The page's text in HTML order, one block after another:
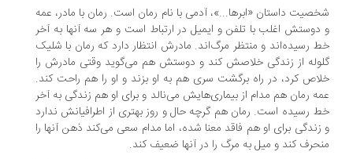
داستان «ابرها...»، آدمی با نام رمان است. رمان با مادر، عمه
اغلب با تلفن و ایمیل در ارتباط است و هر سه آنها به آخر
رسیده‌اند و منتظر مرگ‌اند. مادرش انتظار دارد که رمان با شلیک
از زندگی خلاصش کند و دوستش هم می‌گوید وقتی مادرش را
کرد، در راه برگشت سری هم به او بزند و او را هم راحت کند.
رمان هم مدام از بیماری‌هایش می‌نالد و برای او هم زندگی به آخر
رسیده است. رمان هم گرچه حال و روز بهتری از اطرافیانش ندارد
برای او هم فاقد معنا شده،‌ اما مدام سعی می‌کند ذهن آنها را
کند و میل به مرگ را در آنها ضعیف کند.